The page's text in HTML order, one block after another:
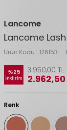
Lancome
Lancome
Ürün Kodu : 126153
%25
İndirim
3.950,00 TL
2.962,50
Renk